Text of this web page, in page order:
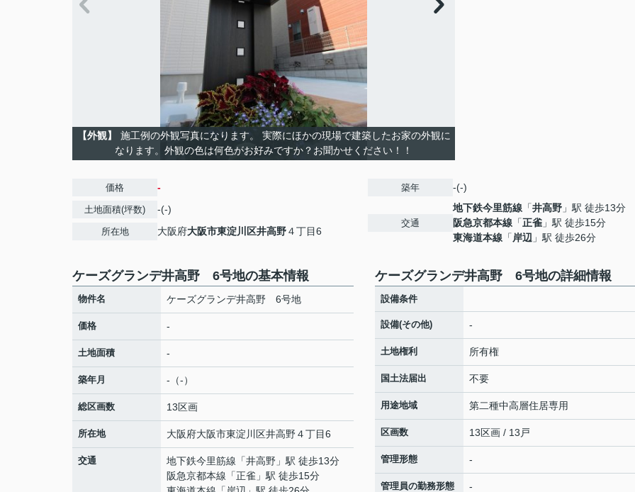
【外観】
施工例の外観写真になります。 実際にほかの現場で建築したお家の外観に
なります。外観の色は何色がお好みですか？お聞かせください！！
価格 -
土地面積(坪数) -(-)
所在地 大阪府大阪市東淀川区井高野４丁目6
築年 -(-)
交通
地下鉄今里筋線 「井高野 」駅 徒歩13分
阪急京都本線 「正雀 」駅 徒歩15分
東海道本線 「 岸辺 」駅 徒歩26分
ケーズグランデ井高野 6号地の基本情報
物件名 ケーズグランデ井高野 6号地
価格 -
土地面積 -
築年月 -（-）
総区画数 13区画
所在地 大阪府大阪市東淀川区井高野４丁目6
交通 地下鉄今里筋線 「井高野 」駅 徒歩13分
阪急京都本線 「正雀 」駅 徒歩15分
ケーズグランデ井高野 6号地の詳細情報
設備条件
設備(その他) -
土地権利 所有権
国土法届出 不要
用途地域 第二種中高層住居専用
区画数 13区画 / 13戸
管理形態 -
管理員の勤務形態 -